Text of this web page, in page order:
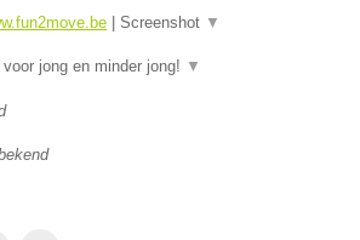
| Screenshot ▼
jong en minder jong! ▼